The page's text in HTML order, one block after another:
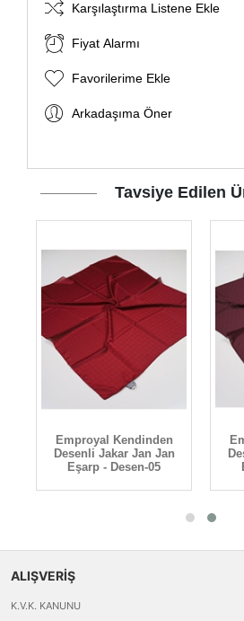
Karşılaştırma Listene Ekle
Fiyat Alarmı
Favorilerime Ekle
Arkadaşıma Öner
Tavsiye Edilen
Emproyal Kendinden
Desenli Jakar Jan Jan
Eşarp - Desen-05
ALIŞVERİŞ
K.V.K. KANUNU